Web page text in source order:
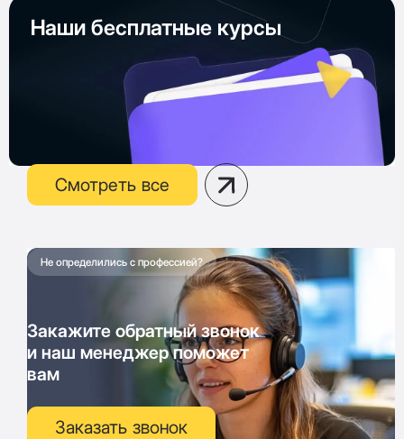
Наши бесплатные курсы
Смотреть все
Не определились с профессией?
Закажите обратный звонок
и наш менеджер поможет
вам
Заказать звонок